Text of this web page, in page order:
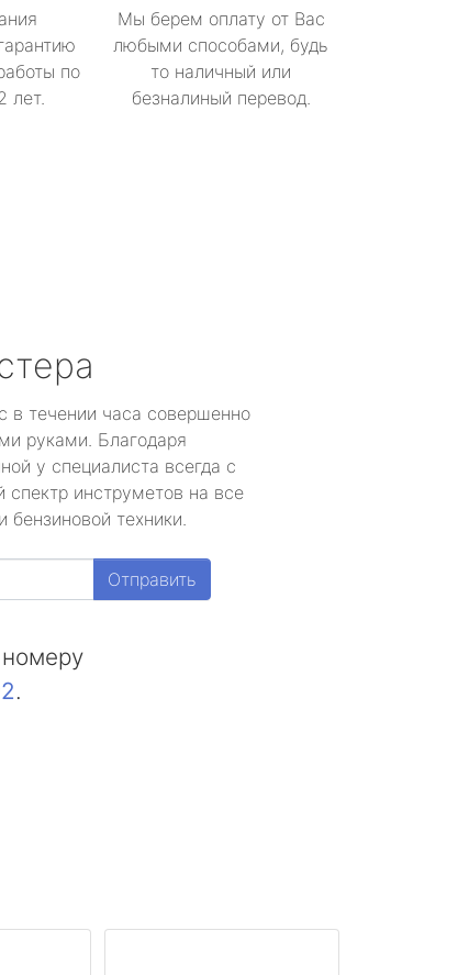
по
лет.
Мы берем оплату от Вас
любыми способами, будь
то наличный или
безналиный перевод.
в течении часа совершенно
руками. Благодаря
у специалиста всегда с
спектр инструметов на все
техники.
Отправить
.